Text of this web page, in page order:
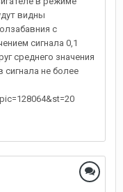
видны
с
сигнала 0,1
среднего значения
не более